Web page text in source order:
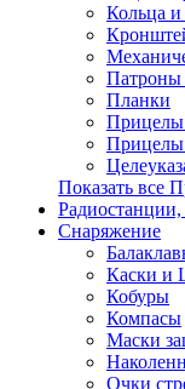
Кольца
Патроны
Планки
Прицелы
Прицелы
Показать все
Снаряжение
Каски и
Кобуры
Компасы
Маски
Очки